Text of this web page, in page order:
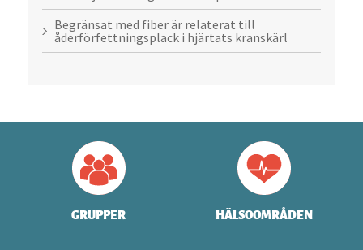
Begränsat med fiber är relaterat till
åderförfettningsplack i hjärtats kranskärl
GRUPPER HÄLSOOMRÅDEN